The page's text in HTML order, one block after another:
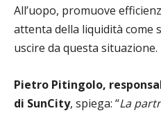
All’uopo, promuove
attenta della liquidità come
uscire da questa situazione.
Pietro Pitingolo,
di SunCity, spiega: “La